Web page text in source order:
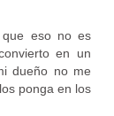
que eso no es
en un
dueño no me
ponga en los